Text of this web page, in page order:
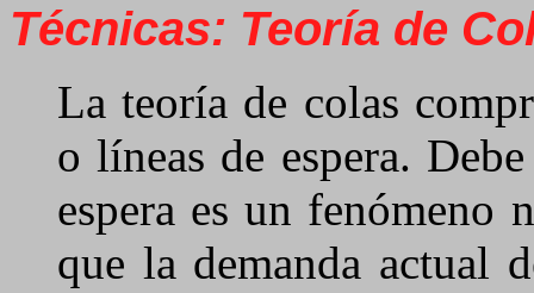
Técnicas: Teoría de
La teoría de colas
o líneas de espera.
espera es un fenómeno
que la demanda actual